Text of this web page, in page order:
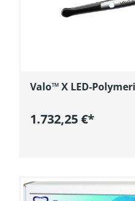
Valo™ X LED-
1.732,25 €*